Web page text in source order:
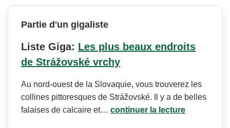
Partie d'un gigaliste
Liste Giga: Les plus beaux endroits
de Strážovské vrchy
Au nord-ouest de la Slovaquie, vous trouverez les
collines pittoresques de Strážovské. Il y a de belles
falaises de calcaire et… continuer la lecture